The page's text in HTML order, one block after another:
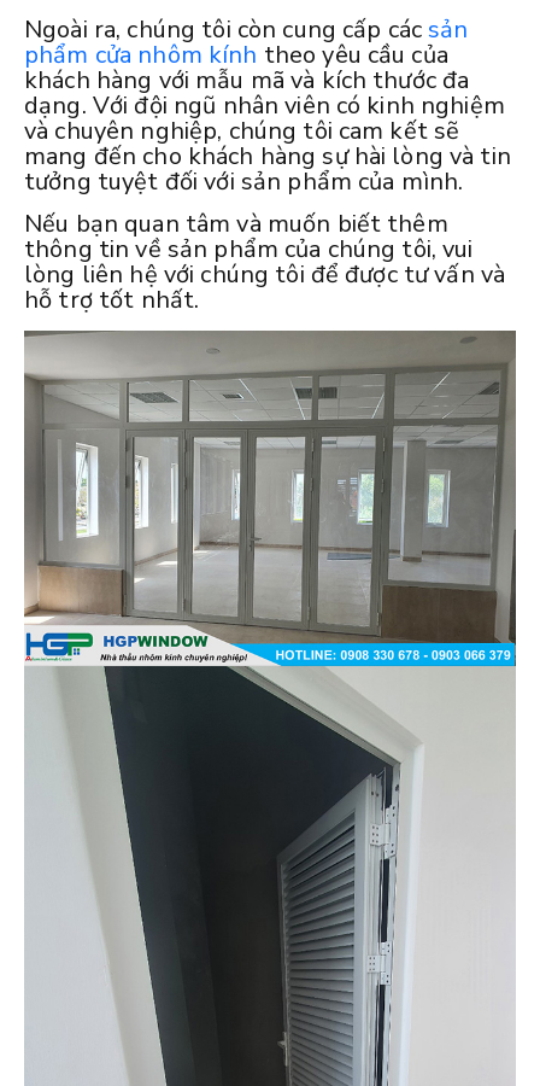
Ngoài ra, chúng tôi còn cung cấp cácsản
phẩm cửa nhôm kính theo yêu cầu của
khách hàng với mẫu mã và kích thước đa
dạng. Với đội ngũ nhân viên có kinh nghiệm
và chuyên nghiệp, chúng tôi cam kết sẽ
mang đến cho khách hàng sự hài lòng và tin
tưởng tuyệt đối với sản phẩm của mình.
Nếu bạn quan tâm và muốn biết thêm
thông tin về sản phẩm của chúng tôi, vui
lòng liên hệ với chúng tôi để được tư vấn và
hỗ trợ tốt nhất.